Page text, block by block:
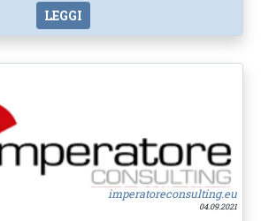
LEGGI
imperatoreconsulting.eu
04.09.2021